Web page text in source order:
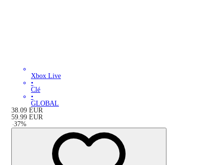
Xbox Live
•
Clé
•
GLOBAL
38.09 EUR
59.99 EUR
-37%